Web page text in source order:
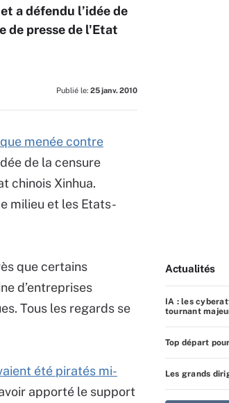
a défendu l’idée de
de presse de l'Etat
Publié le: 25 janv. 2010
menée contre
de la censure
chinois Xinhua.
milieu et les Etats-
que certains
d’entreprises
Tous les regards se
été piratés mi-
apporté le support
Actualités
IA : les
tournant
Top départ
Les grands